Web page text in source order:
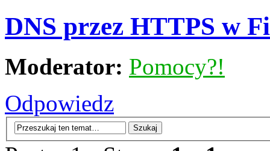
DNS przez HTTPS w
Moderator: Pomocy?!
Odpowiedz